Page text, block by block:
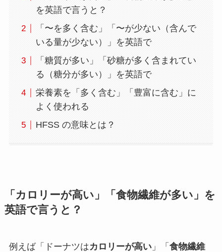
を英語で言うと？
「〜を多く含む」「〜が少ない（含んで
いる量が少ない）」を英語で
「糖質が多い」「砂糖が多く含まれてい
る（糖分が多い）」を英語で
栄養素を「多く含む」「豊富に含む」に
よく使われる
HFSS の意味とは？
「カロリーが高い」「食物繊維が多い」を
英語で言うと？
例えば「ドーナツはカロリーが高い」「 食物繊維